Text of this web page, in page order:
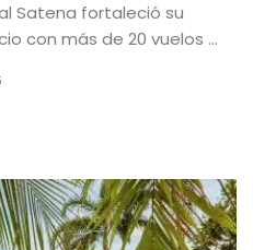
Satena fortaleció su
con más de 20 vuelos ...